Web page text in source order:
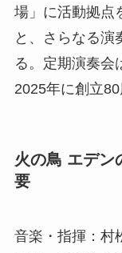
場」に活動拠点
と、さらなる演
る。定期演奏会
2025年に創立80
火の鳥 エデン
要
音楽・指揮：